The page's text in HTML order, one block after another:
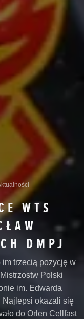
WTS
DMPJ
im trzecią pozycję w
Polski
im. Edwarda
Najlepsi okazali się
do Orlen Cellfast